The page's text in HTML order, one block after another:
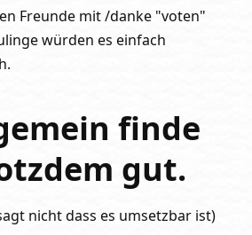
Freunde mit /danke "voten"
würden es einfach
finde
gut.
nicht dass es umsetzbar ist)